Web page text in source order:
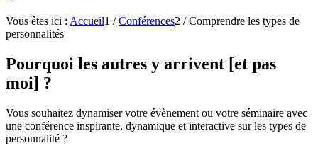
Vous êtes ici : Accueil1 / Conférences2 / Comprendre les types de
personnalités
Pourquoi les autres y arrivent [et pas
moi] ?
Vous souhaitez dynamiser votre évènement ou votre séminaire avec
une conférence inspirante, dynamique et interactive sur les types de
personnalité ?